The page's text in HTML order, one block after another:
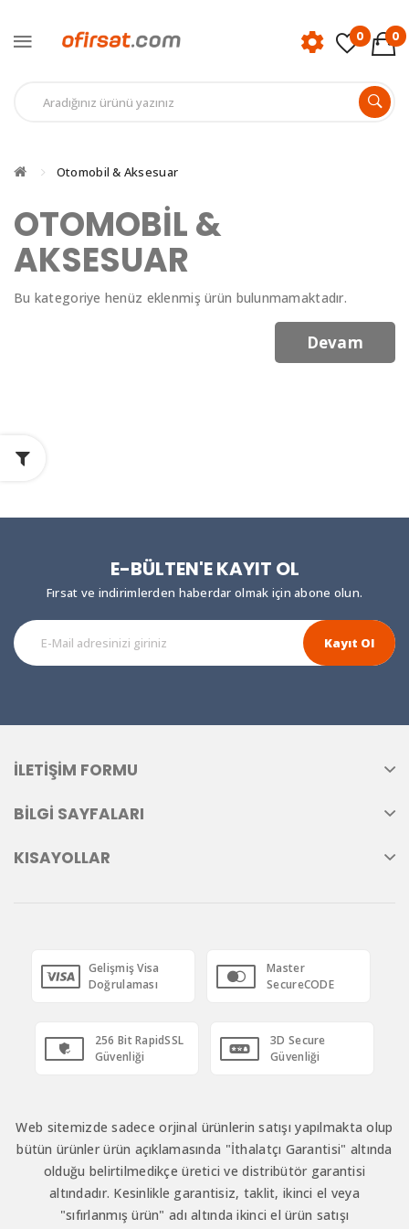
0 0
Otomobil & Aksesuar
OTOMOBIL &
AKSESUAR
Bu kategoriye henüz eklenmiş ürün bulunmamaktadır.
Devam
E-BÜLTEN'E KAYIT OL
Fırsat ve indirimlerden haberdar olmak için abone olun.
Kayıt Ol
İLETIŞIM FORMU
BILGI SAYFALARI
KISAYOLLAR
Gelişmiş Visa
Doğrulaması
Master
SecureCODE
256 Bit RapidSSL
Güvenliği
3D Secure
Güvenliği
Web sitemizde sadece orjinal ürünlerin satışı yapılmakta olup
bütün ürünler ürün açıklamasında "İthalatçı Garantisi" altında
olduğu belirtilmedikçe üretici ve distribütör garantisi
altındadır. Kesinlikle garantisiz, taklit, ikinci el veya
"sıfırlanmış ürün" adı altında ikinci el ürün satışı